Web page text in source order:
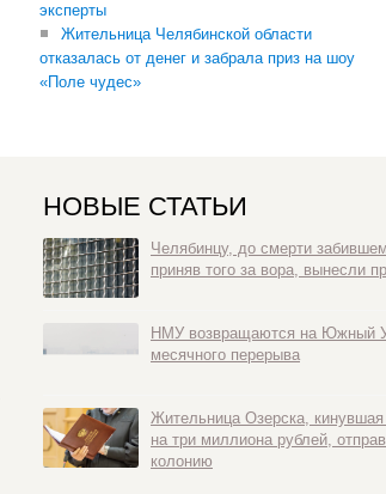
эксперты
Жительница Челябинской области
отказалась от денег и забрала приз на шоу
«Поле чудес»
НОВЫЕ СТАТЬИ
Челябинцу, до смерти
приняв того за вора, вынесли
НМУ возвращаются на Южный
месячного перерыва
Жительница Озерска,
на три миллиона рублей,
колонию